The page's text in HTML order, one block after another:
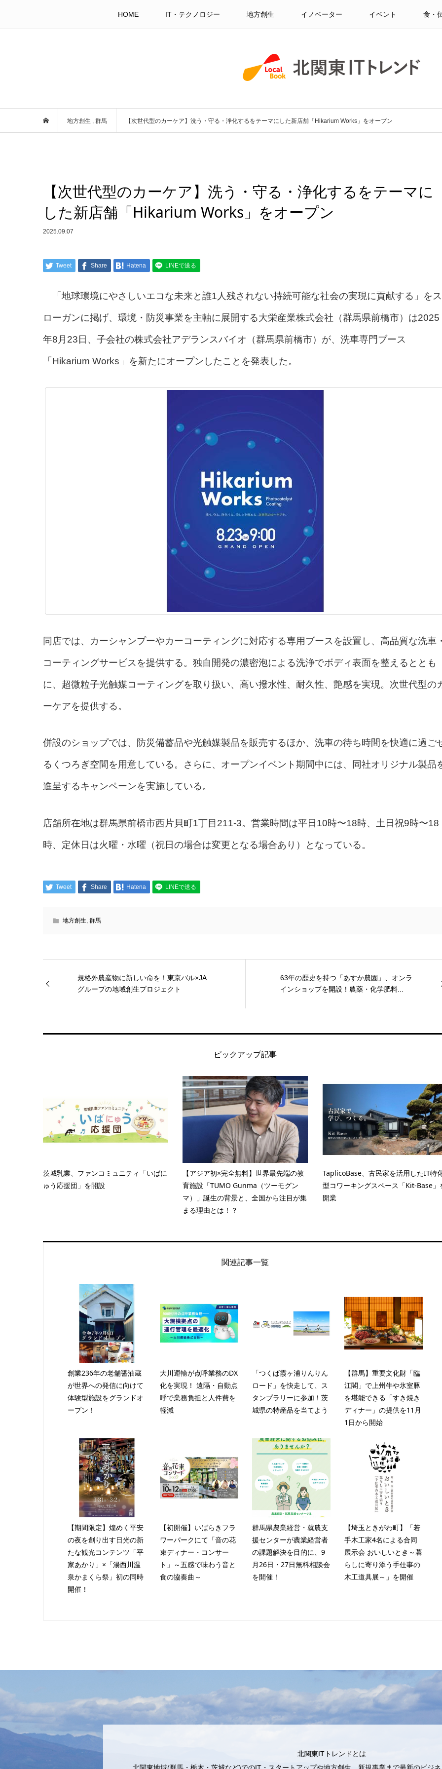
HOME IT・テクノロジー 地方創生 イノベーター イベント 食・
地方創生 , 群馬 【次世代型のカーケア】洗う・守る・浄化するをテーマにした新店舗「Hikarium Works」をオープン
【次世代型のカーケア】洗う・守る・浄化するをテーマに
した新店舗「Hikarium Works」をオープン
2025.09.07
Tweet Share Hatena LINEで送る
「地球環境にやさしいエコな未来と誰1人残されない持続可能な社会の実現に貢献する」をス
ローガンに掲げ、環境・防災事業を主軸に展開する大栄産業株式会社（群馬県前橋市）は2025
年8月23日、子会社の株式会社アデランスバイオ（群馬県前橋市）が、洗車専門ブース
「Hikarium Works」を新たにオープンしたことを発表した。
同店では、カーシャンプーやカーコーティングに対応する専用ブースを設置し、高品質な洗車
コーティングサービスを提供する。独自開発の濃密泡による洗浄でボディ表面を整えるととも
に、超微粒子光触媒コーティングを取り扱い、高い撥水性、耐久性、艶感を実現。次世代型の
ーケアを提供する。
併設のショップでは、防災備蓄品や光触媒製品を販売するほか、洗車の待ち時間を快適に過ご
るくつろぎ空間を用意している。さらに、オープンイベント期間中には、同社オリジナル製品
進呈するキャンペーンを実施している。
店舗所在地は群馬県前橋市西片貝町1丁目211-3。営業時間は平日10時〜18時、土日祝9時〜18
時、定休日は火曜・水曜（祝日の場合は変更となる場合あり）となっている。
Tweet Share Hatena LINEで送る
地方創生 群馬
規格外農産物に新しい命を！東京バル×JA
グループの地域創生プロジェクト
63年の歴史を持つ「あすか農園」、オンラ
インショップを開設！農薬・化学肥料...
ピックアップ記事
茨城乳業、ファンコミュニティ「いばに
ゅう応援団」を開設
【アジア初×完全無料】世界最先端の教
育施設「TUMO Gunma（ツーモグン
マ）」誕生の背景と、全国から注目が集
まる理由とは！？
TaplicoBase、古民家を活用したIT特
型コワーキングスペース「Kit-Base」
開業
関連記事一覧
創業236年の老舗醤油蔵
が世界への発信に向けて
体験型施設をグランドオ
ープン！
大川運輸が点呼業務のDX
化を実現！ 遠隔・自動点
呼で業務負担と人件費を
軽減
「つくば霞ヶ浦りんりん
ロード」を快走して、ス
タンプラリーに参加！茨
城県の特産品を当てよう
【群馬】重要文化財「臨
江閣」で上州牛や氷室豚
を堪能できる「すき焼き
ディナー」の提供を11月
1日から開始
【期間限定】煌めく平安
の夜を創り出す日光の新
たな観光コンテンツ「平
家あかり」×「湯西川温
泉かまくら祭」初の同時
開催！
【初開催】いばらきフラ
ワーパークにて「音の花
束ディナー・コンサー
ト」～五感で味わう音と
食の協奏曲～
群馬県農業経営・就農支
援センターが農業経営者
の課題解決を目的に、9
月26日・27日無料相談会
を開催！
【埼玉ときがわ町】「若
手木工家4名による合同
展示会 おいしいとき～暮
らしに寄り添う手仕事の
木工道具展～」を開催
北関東ITトレンドとは